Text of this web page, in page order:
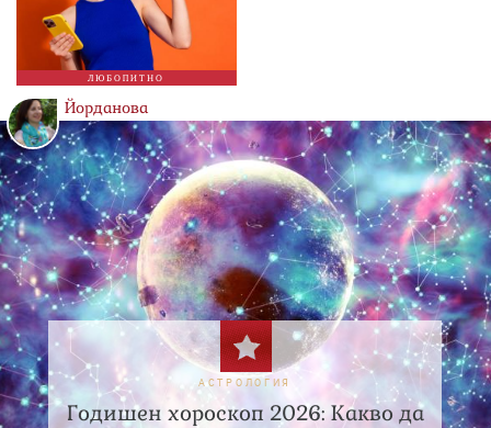
ЛЮБОПИТНО
Йорданова
АСТРОЛОГИЯ
Годишен хороскоп 2026: Какво да